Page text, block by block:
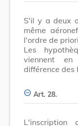
S'il y a deux
même
l'ordre de
Les
viennent en
différence des
Art. 28.
L'inscription